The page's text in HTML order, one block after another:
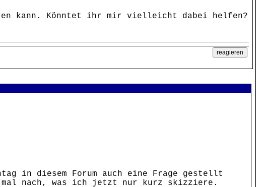
kann. Könntet ihr mir vielleicht dabei helfen?
in diesem Forum auch eine Frage gestellt
nach, was ich jetzt nur kurz skizziere.